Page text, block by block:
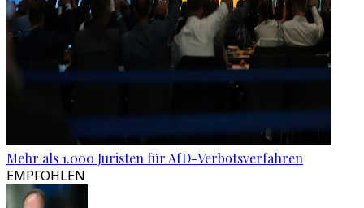
Mehr als 1.000 Juristen für AfD-Verbotsverfahren
EMPFOHLEN